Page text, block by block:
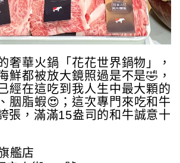
奢華火鍋「花花世界鍋物」，
鮮都被放大鏡照過是不是🤣，
經在這吃到我人生中最大顆的
胭脂蝦😍；這次專門來吃和牛
張，滿滿15盎司的和牛誠意十
艦店